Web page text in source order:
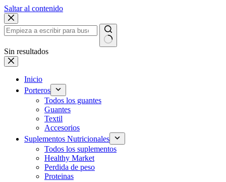
Saltar al contenido
Sin resultados
Inicio
Porteros
Todos los guantes
Guantes
Textil
Accesorios
Suplementos Nutricionales
Todos los suplementos
Healthy Market
Perdida de peso
Proteinas